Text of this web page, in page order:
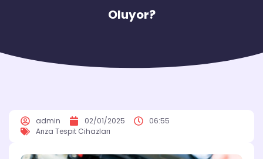
Oluyor?
admin 02/01/2025
06:55
Arıza Tespit Cihazları